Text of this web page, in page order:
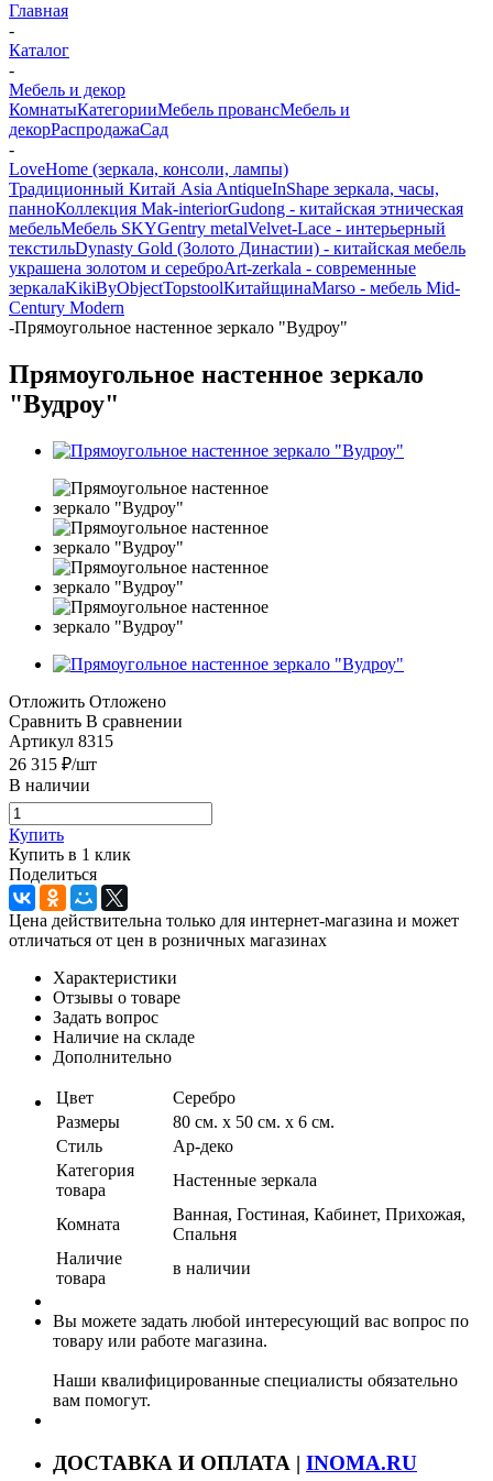
Главная
-
Каталог
-
Мебель и декор
КомнатыКатегорииМебель провансМебель и
декорРаспродажаСад
-
LoveHome (зеркала, консоли, лампы)
Традиционный Китай Asia AntiqueInShape зеркала, часы,
панноКоллекция Mak-interiorGudong - китайская этническая
мебельМебель SKYGentry metalVelvet-Lace - интерьерный
текстильDynasty Gold (Золото Династии) - китайская мебель
украшена золотом и сереброArt-zerkala - современные
зеркалаKikiByObjectTopstoolКитайщинаMarso - мебель Mid-
Century Modern
-Прямоугольное настенное зеркало "Вудроу"
Прямоугольное настенное зеркало
"Вудроу"
Отложить Отложено
Сравнить В сравнении
Артикул 8315
26 315 ₽/шт
В наличии
Купить
Купить в 1 клик
Поделиться
Цена действительна только для интернет-магазина и может
отличаться от цен в розничных магазинах
Характеристики
Отзывы о товаре
Задать вопрос
Наличие на складе
Дополнительно
Цвет
Серебро
Размеры
80 см. х 50 см. х 6 см.
Стиль
Ар-деко
Категория
товара
Настенные зеркала
Комната
Ванная, Гостиная, Кабинет, Прихожая,
Спальня
Наличие
товара
в наличии
Вы можете задать любой интересующий вас вопрос по
товару или работе магазина.
Наши квалифицированные специалисты обязательно
вам помогут.
ДОСТАВКА И ОПЛАТА | INOMA.RU